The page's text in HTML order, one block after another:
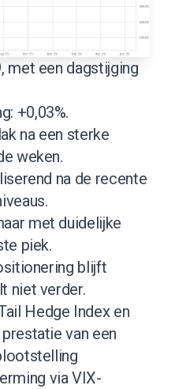
met een dagstijging
+0,03%.
na een sterke
weken.
na de recente
met duidelijke
piek.
blijft
niet verder.
Hedge Index en
van een
via VIX-